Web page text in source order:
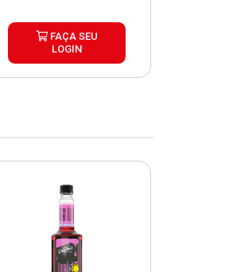
FAÇA SEU
LOGIN